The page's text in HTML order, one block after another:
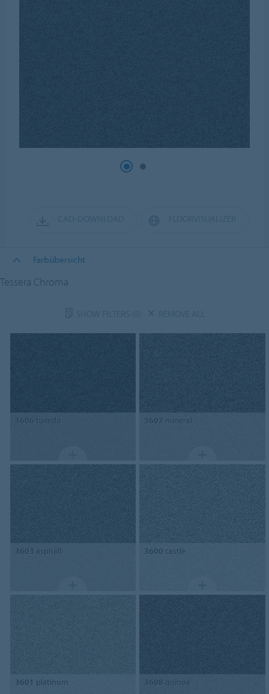
Farbübersicht
Tessera Chroma
3606 tuxedo 3607 mineral
3603 asphalt 3600 castle
3601 platinum 3608 quinoa